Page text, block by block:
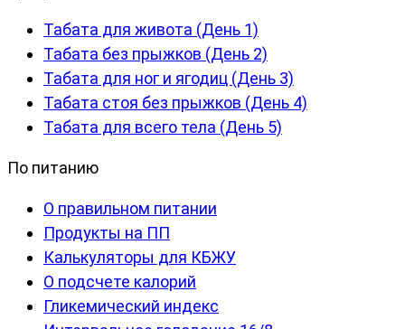
Табата для живота (День 1)
Табата без прыжков (День 2)
Табата для ног и ягодиц (День 3)
Табата стоя без прыжков (День 4)
Табата для всего тела (День 5)
По питанию
О правильном питании
Продукты на ПП
Калькуляторы для КБЖУ
О подсчете калорий
Гликемический индекс